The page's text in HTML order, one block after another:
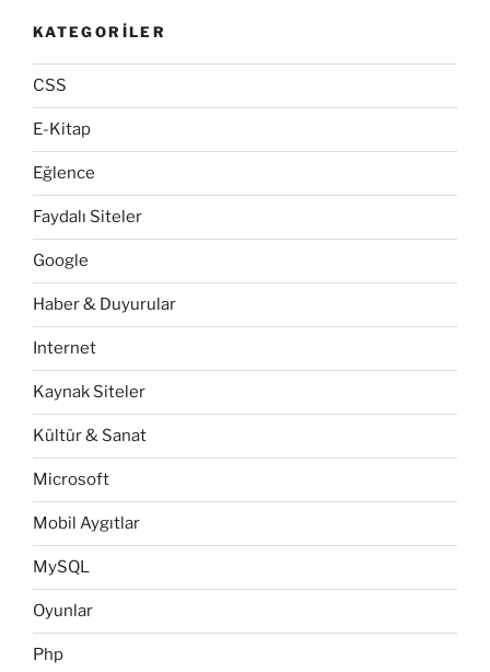
KATEGORILER
CSS
E-Kitap
Eğlence
Faydalı Siteler
Google
Haber & Duyurular
Internet
Kaynak Siteler
Kültür & Sanat
Microsoft
Mobil Aygıtlar
MySQL
Oyunlar
Php